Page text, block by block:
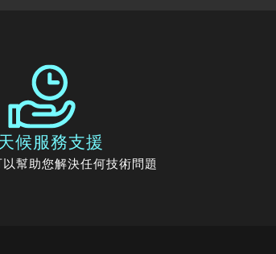
候服務支援
幫助您解決任何技術問題